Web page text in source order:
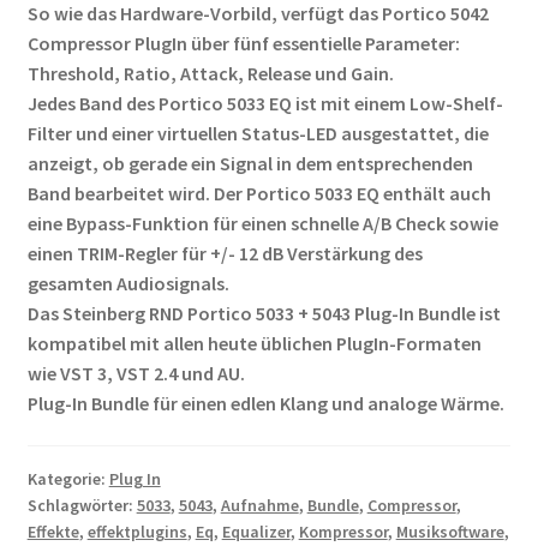
So wie das Hardware-Vorbild, verfügt das Portico 5042
Compressor PlugIn über fünf essentielle Parameter:
Threshold, Ratio, Attack, Release und Gain.
Jedes Band des Portico 5033 EQ ist mit einem Low-Shelf-
Filter und einer virtuellen Status-LED ausgestattet, die
anzeigt, ob gerade ein Signal in dem entsprechenden
Band bearbeitet wird. Der Portico 5033 EQ enthält auch
eine Bypass-Funktion für einen schnelle A/B Check sowie
einen TRIM-Regler für +/- 12 dB Verstärkung des
gesamten Audiosignals.
Das Steinberg RND Portico 5033 + 5043 Plug-In Bundle ist
kompatibel mit allen heute üblichen PlugIn-Formaten
wie VST 3, VST 2.4 und AU.
Plug-In Bundle für einen edlen Klang und analoge Wärme.
Kategorie: Plug In
Schlagwörter: 5033, 5043, Aufnahme, Bundle, Compressor,
Effekte, effektplugins, Eq, Equalizer, Kompressor, Musiksoftware,